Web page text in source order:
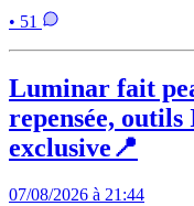
• 51
Luminar fait
repensée, outils
exclusive📍
07/08/2026 à 21:44